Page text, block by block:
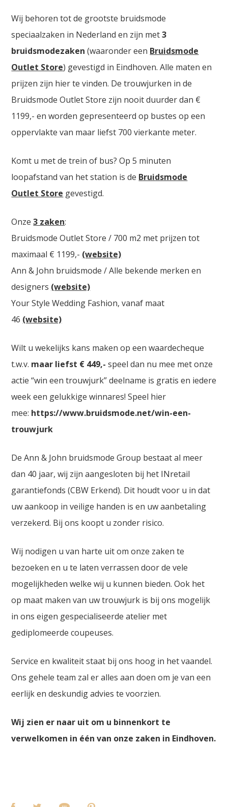
Wij behoren tot de grootste bruidsmode
speciaalzaken in Nederland en zijn met3
bruidsmodezaken (waaronder een Bruidsmode
Outlet Store) gevestigd in Eindhoven. Alle maten en
prijzen zijn hier te vinden. De trouwjurken in de
Bruidsmode Outlet Store zijn nooit duurder dan €
1199,- en worden gepresenteerd op bustes op een
oppervlakte van maar liefst 700 vierkante meter.
Komt u met de trein of bus? Op 5 minuten
loopafstand van het station is de Bruidsmode
Outlet Store gevestigd.
Onze3 zaken:
Bruidsmode Outlet Store / 700 m2 met prijzen tot
maximaal € 1199,- (website)
Ann & John bruidsmode / Alle bekende merken en
designers (website)
Your Style Wedding Fashion, vanaf maat
46 (website)
Wilt u wekelijks kans maken op een waardecheque
t.w.v. maar liefst € 449,- speel dan nu mee met onze
actie “win een trouwjurk” deelname is gratis en iedere
week een gelukkige winnares! Speel hier
mee: https://www.bruidsmode.net/win-een-
trouwjurk
De Ann & John bruidsmode Group bestaat al meer
dan 40 jaar, wij zijn aangesloten bij het INretail
garantiefonds (CBW Erkend). Dit houdt voor u in dat
uw aankoop in veilige handen is en uw aanbetaling
verzekerd. Bij ons koopt u zonder risico.
Wij nodigen u van harte uit om onze zaken te
bezoeken en u te laten verrassen door de vele
mogelijkheden welke wij u kunnen bieden. Ook het
op maat maken van uw trouwjurk is bij ons mogelijk
in ons eigen gespecialiseerde atelier met
gediplomeerde coupeuses.
Service en kwaliteit staat bij ons hoog in het vaandel.
Ons gehele team zal er alles aan doen om je van een
eerlijk en deskundig advies te voorzien.
Wij zien er naar uit om u binnenkort te
verwelkomen in één van onze zaken in Eindhoven.